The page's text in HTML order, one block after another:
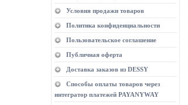
Условия продажи товаров
Политика конфиденциальности
Пользовательское соглашение
Публичная оферта
Доставка заказов из DESSY
Способы оплаты товаров через
интегратор платежей PAYANYWAY